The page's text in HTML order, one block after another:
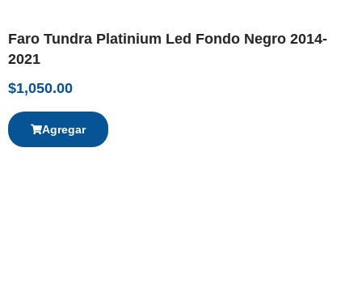
Faro Tundra Platinium Led Fondo Negro 2014-
2021
$1,050.00
Agregar